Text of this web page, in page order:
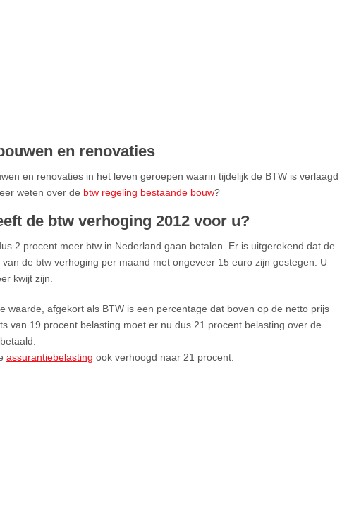
en renovaties
en renovaties in het leven geroepen waarin tijdelijk de BTW is verlaagd
weten over de btw regeling bestaande bouw?
de btw verhoging 2012 voor u?
2 procent meer btw in Nederland gaan betalen. Er is uitgerekend dat de
de btw verhoging per maand met ongeveer 15 euro zijn gestegen. U
kwijt zijn.
waarde, afgekort als BTW is een percentage dat boven op de netto prijs
van 19 procent belasting moet er nu dus 21 procent belasting over de
assurantiebelasting ook verhoogd naar 21 procent.